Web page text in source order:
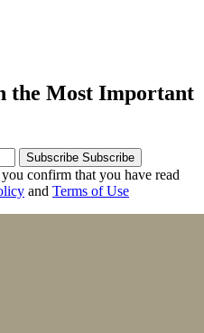
the Most Important
Subscribe Subscribe
confirm that you have read
and Terms of Use